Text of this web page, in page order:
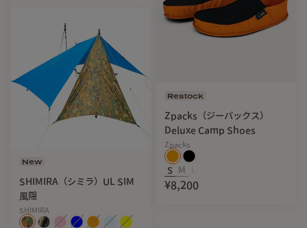
New
SHIMIRA（シミラ）UL SIM
風隠
SHIMIRA
Restock
Zpacks（ジーパックス）
Deluxe Camp Shoes
Zpacks
S M
¥8,200